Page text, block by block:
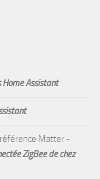
Home Assistant
Matter -
ZigBee de chez